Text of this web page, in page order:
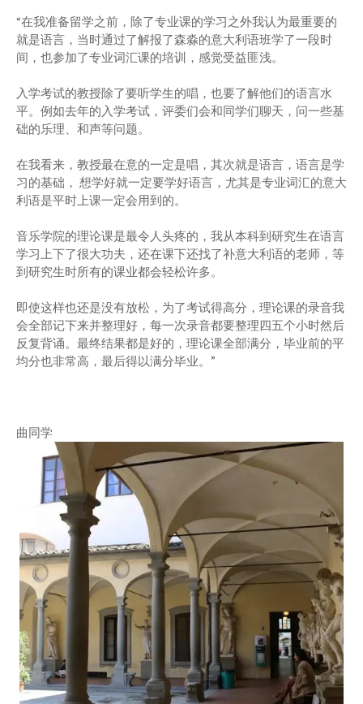
“在我准备留学之前，除了专业课的学习之外我认为最重要的
就是语言，当时通过了解报了森淼的意大利语班学了一段时
间，也参加了专业词汇课的培训，感觉受益匪浅。
入学考试的教授除了要听学生的唱，也要了解他们的语言水
平。例如去年的入学考试，评委们会和同学们聊天，问一些基
础的乐理、和声等问题。
在我看来，教授最在意的一定是唱，其次就是语言，语言是学
习的基础， 想学好就一定要学好语言，尤其是专业词汇的意大
利语是平时上课一定会用到的。
音乐学院的理论课是最令人头疼的，我从本科到研究生在语言
学习上下了很大功夫，还在课下还找了补意大利语的老师，等
到研究生时所有的课业都会轻松许多。
即使这样也还是没有放松，为了考试得高分，理论课的录音我
会全部记下来并整理好，每一次录音都要整理四五个小时然后
反复背诵。最终结果都是好的，理论课全部满分，毕业前的平
均分也非常高，最后得以满分毕业。”
曲同学